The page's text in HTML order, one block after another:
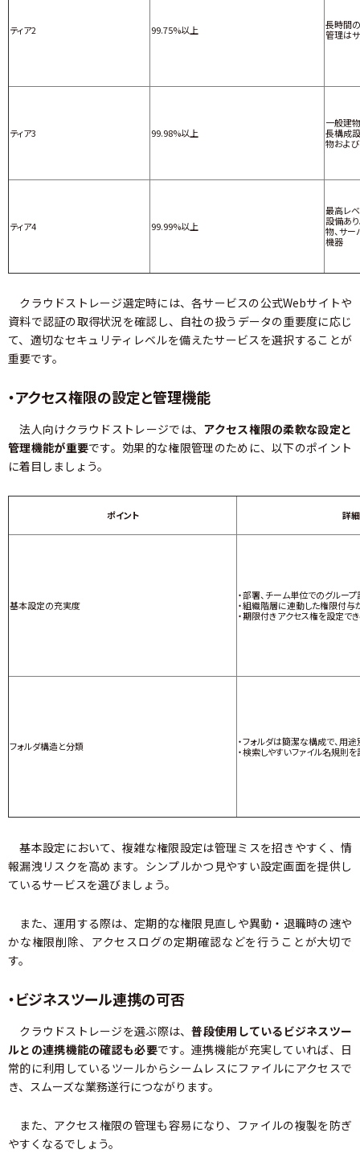
ティア2 99.75%以上
長時間
管理は
ティア3 99.98%以上
一般建
長構成
物およ
ティア4 99.99%以上
最高レ
設備あ
物、サ
機器
クラウドストレージ選定時には、各サービスの公式Webサイトや
資料で認証の取得状況を確認し、自社の扱うデータの重要度に応じ
て、適切なセキュリティレベルを備えたサービスを選択することが
重要です。
・アクセス権限の設定と管理機能
法人向けクラウドストレージでは、 アクセス権限の柔軟な設定と
管理機能が重要です。効果的な権限管理のために、以下のポイント
に着目しましょう。
ポイント 詳細
基本設定の充実度
・部署、チーム単位でのグルー
・組織階層に連動した権限付与
・期限付きアクセス権を設定で
フォルダ構造と分類
・フォルダは簡潔な構成で、用
・検索しやすいファイル名規則
基本設定において、複雑な権限設定は管理ミスを招きやすく、情
報漏洩リスクを高めます。シンプルかつ見やすい設定画面を提供し
ているサービスを選びましょう。
また、運用する際は、定期的な権限見直しや異動・退職時の速や
かな権限削除、アクセスログの定期確認などを行うことが大切で
す。
・ビジネスツール連携の可否
クラウドストレージを選ぶ際は、普段使用しているビジネスツー
ルとの連携機能の確認も必要です。連携機能が充実していれば、日
常的に利用しているツールからシームレスにファイルにアクセスで
き、スムーズな業務遂行につながります。
また、アクセス権限の管理も容易になり、ファイルの複製を防ぎ
やすくなるでしょう。